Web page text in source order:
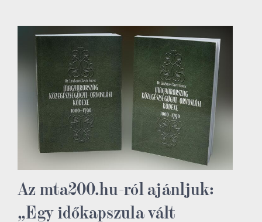
Az mta200.hu-ról ajánljuk:
„Egy időkapszula vált